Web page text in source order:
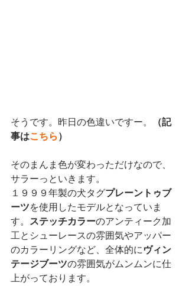
そうです。昨日の色違いですー。
（記
事はこちら ）
そのまんま色が変わっただけなので、
サラーっといきます。
１９９９年製の犬タグプレーントゥブ
ーツを使用したモデルとなっていま
す。 ステッチカラーのアンティーク加
工とシューレースの雰囲気やアッパー
のカラーリングなど、全体的にヴィン
テージブーツの雰囲気がムンムンに仕
上がっております。